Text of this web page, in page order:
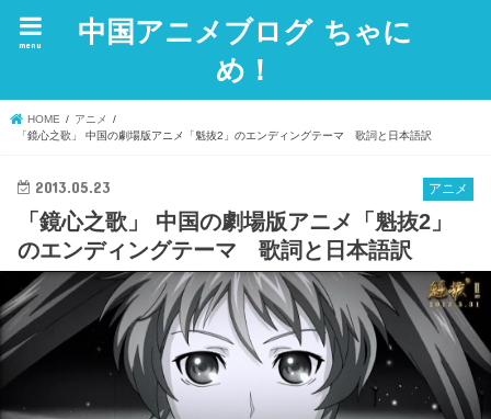
中国アニメブログ ちゃに
め！
menu
HOME
アニメ
「鏡心之歌」 中国の劇場版アニメ「魁抜2」のエンディングテーマ 歌詞と日本語訳
アニメ
2013.05.23
「鏡心之歌」 中国の劇場版アニメ「魁抜2」
のエンディングテーマ 歌詞と日本語訳